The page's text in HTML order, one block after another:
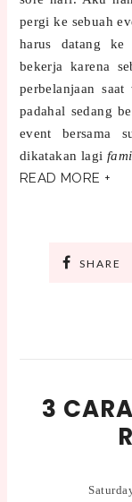
pergi ke sebuah
harus datang
bekerja karena
perbelanjaan
padahal sedang
event bersama
dikatakan lagi
READ MORE +
SHARE
3